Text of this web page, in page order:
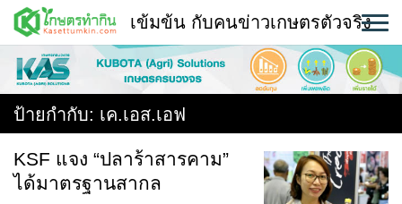
Skip
content
พืช
หน้าแรก
ใคร ทำอะไร ที่ไหน
เข้มข้น กับคนข่าวเกษตรตัวจริง
ป้ายกำกับ: เค.เอส.เอฟ
KSF แจง “ปลาร้าสารคาม”
ได้มาตรฐานสากล